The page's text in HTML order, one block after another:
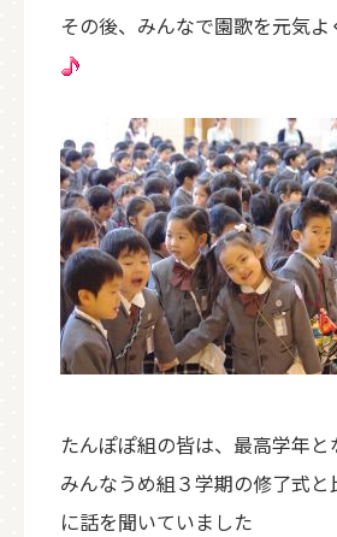
その後、みんなで園歌を元気よ
たんぽぽ組の皆は、最高学年と
みんなうめ組３学期の修了式
に話を聞いていました